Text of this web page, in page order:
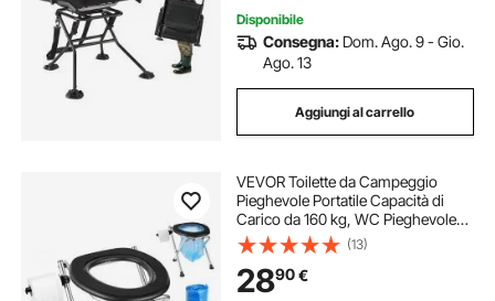
Disponibile
Consegna: Dom. Ago. 9 - Gio.
Ago. 13
Aggiungi al carrello
VEVOR Toilette da Campeggio
Pieghevole Portatile Capacità di
Carico da 160 kg, WC Pieghevole
per Casa Camper Escursionismo,
Sedia con WC in Acciaio Inox Sedile
Rotondo con Sacchi di Spazzatura
(13)
2890€